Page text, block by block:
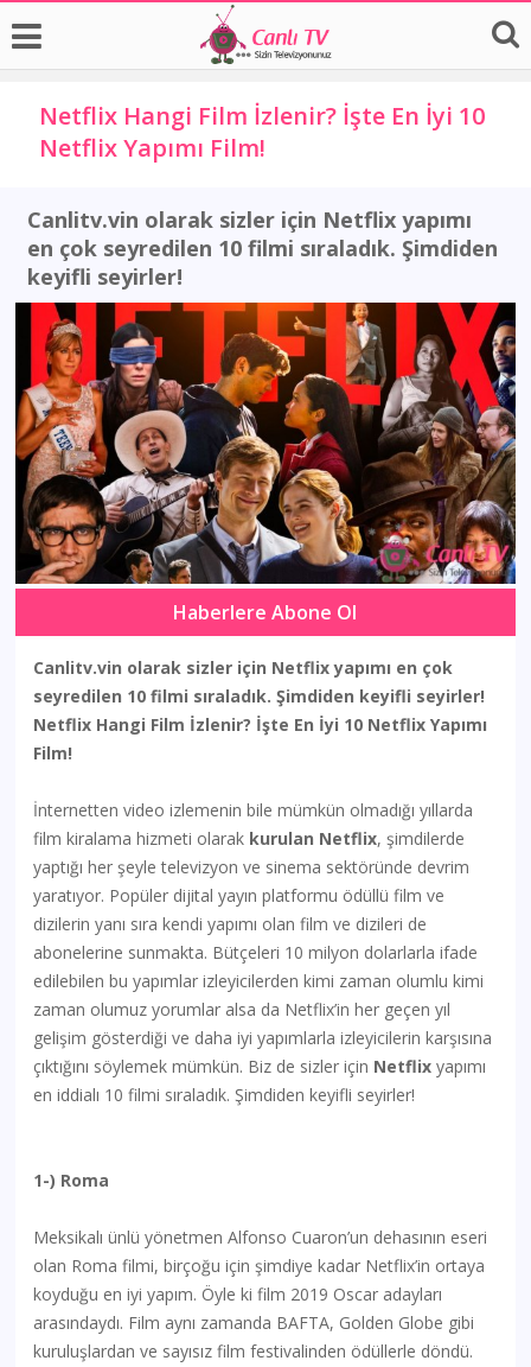
Netflix Hangi Film İzlenir? İşte En İyi 10
Netflix Yapımı Film!
Canlitv.vin olarak sizler için Netflix yapımı
en çok seyredilen 10 filmi sıraladık. Şimdiden
keyifli seyirler!
Haberlere Abone Ol
Canlitv.vin olarak sizler için Netflix yapımı en çok
seyredilen 10 filmi sıraladık. Şimdiden keyifli seyirler!
Netflix Hangi Film İzlenir? İşte En İyi 10 Netflix Yapımı
Film!
İnternetten video izlemenin bile mümkün olmadığı yıllarda
film kiralama hizmeti olarak kurulan Netflix, şimdilerde
yaptığı her şeyle televizyon ve sinema sektöründe devrim
yaratıyor. Popüler dijital yayın platformu ödüllü film ve
dizilerin yanı sıra kendi yapımı olan film ve dizileri de
abonelerine sunmakta. Bütçeleri 10 milyon dolarlarla ifade
edilebilen bu yapımlar izleyicilerden kimi zaman olumlu kimi
zaman olumuz yorumlar alsa da Netflix’in her geçen yıl
gelişim gösterdiği ve daha iyi yapımlarla izleyicilerin karşısına
çıktığını söylemek mümkün. Biz de sizler için Netflixyapımı
en iddialı 10 filmi sıraladık. Şimdiden keyifli seyirler!
1-) Roma
Meksikalı ünlü yönetmen Alfonso Cuaron’un dehasının eseri
olan Roma filmi, birçoğu için şimdiye kadar Netflix’in ortaya
koyduğu en iyi yapım. Öyle ki film 2019 Oscar adayları
arasındaydı. Film aynı zamanda BAFTA, Golden Globe gibi
kuruluşlardan ve sayısız film festivalinden ödüllerle döndü.